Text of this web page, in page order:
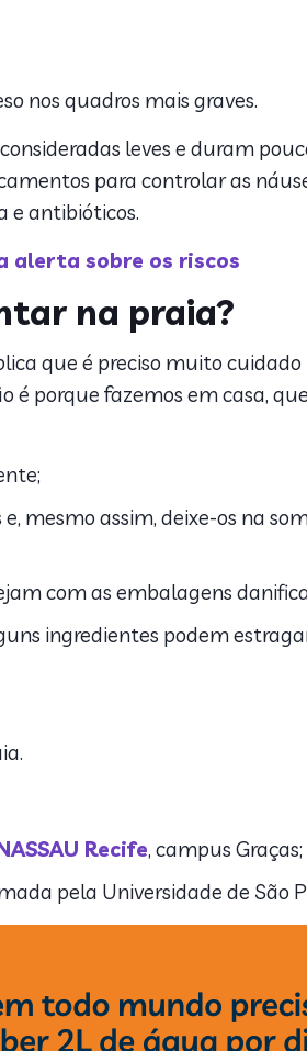
nos quadros mais graves.
leves e duram
para controlar as
e antibióticos.
alerta sobre os riscos
na praia?
que é preciso muito
porque fazemos em casa,
mesmo assim, deixe-os na
com as embalagens
ingredientes podem
Recife, campus Graças;
pela Universidade de São